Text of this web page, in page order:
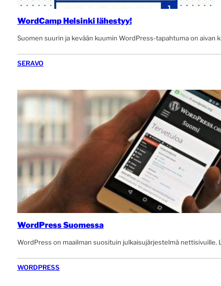
WordCamp Helsinki lähestyy!
Suomen suurin ja kevään kuumin WordPress-tapahtuma on aivan
SERAVO
WordPress Suomessa
WordPress on maailman suosituin julkaisujärjestelmä nettisivuille.
WORDPRESS